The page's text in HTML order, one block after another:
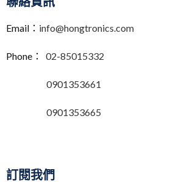
Email： info@hongtronics.com
Phone： 02-85015332
0901353661
0901353665
訂閱我們